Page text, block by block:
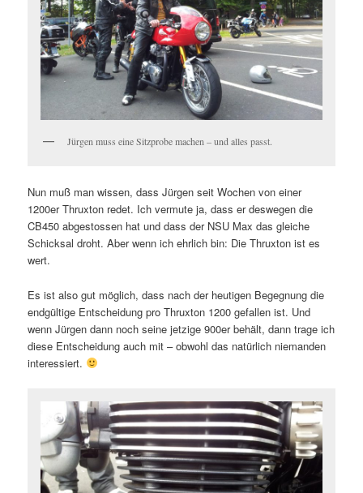
Jürgen muss eine Sitzprobe machen – und alles passt.
Nun muß man wissen, dass Jürgen seit Wochen von einer
1200er Thruxton redet. Ich vermute ja, dass er deswegen die
CB450 abgestossen hat und dass der NSU Max das gleiche
Schicksal droht. Aber wenn ich ehrlich bin: Die Thruxton ist es
wert.
Es ist also gut möglich, dass nach der heutigen Begegnung die
endgültige Entscheidung pro Thruxton 1200 gefallen ist. Und
wenn Jürgen dann noch seine jetzige 900er behält, dann trage ich
diese Entscheidung auch mit – obwohl das natürlich niemanden
interessiert.